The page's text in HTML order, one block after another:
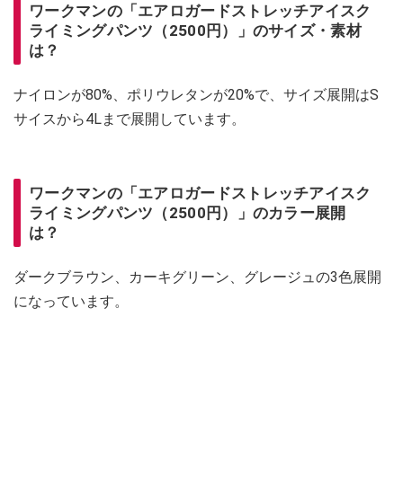
ワークマンの「エアロガードストレッチアイスク
ライミングパンツ（2500円）」のサイズ・素材
は？
ナイロンが80%、ポリウレタンが20%で、サイズ展開はS
サイスから4Lまで展開しています。
ワークマンの「エアロガードストレッチアイスク
ライミングパンツ（2500円）」のカラー展開
は？
ダークブラウン、カーキグリーン、グレージュの3色展開
になっています。